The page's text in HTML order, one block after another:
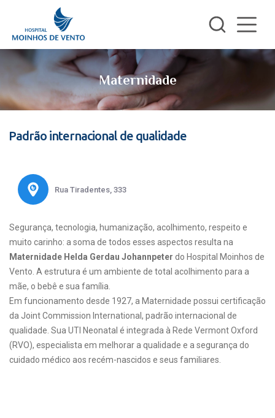
Maternidade
Padrão internacional de qualidade
Rua Tiradentes, 333
Segurança, tecnologia, humanização, acolhimento, respeito e
muito carinho: a soma de todos esses aspectos resulta na
Maternidade Helda Gerdau Johannpeter do Hospital Moinhos de
Vento. A estrutura é um ambiente de total acolhimento para a
mãe, o bebê e sua família.
Em funcionamento desde 1927, a Maternidade possui certificação
da Joint Commission International, padrão internacional de
qualidade. Sua UTI Neonatal é integrada à Rede Vermont Oxford
(RVO), especialista em melhorar a qualidade e a segurança do
cuidado médico aos recém-nascidos e seus familiares.